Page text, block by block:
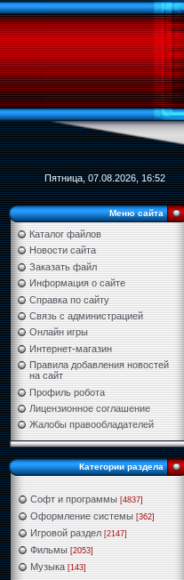
Пятница, 07.08.2026, 16:52
Меню сайта
Каталог файлов
Новости сайта
Заказать файл
Информация о сайте
Справка по сайту
Связь с администрацией
Онлайн игры
Интернет-магазин
Правила добавления новостей
на сайт
Профиль робота
Лицензионное соглашение
Жалобы правообладателей
Категории раздела
Софт и программы [4837]
Оформление системы [362]
Игровой раздел [2147]
Фильмы [2053]
Музыка [143]